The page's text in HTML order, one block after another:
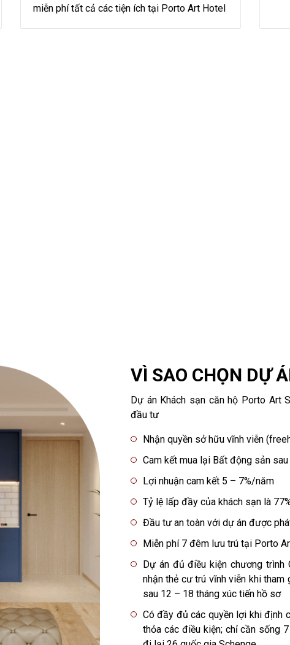
miễn phí tất cả các tiện ích tại Porto Art Hotel
VÌ SAO CHỌN DỰ
Dự án Khách sạn căn hộ Porto Art
đầu tư
Nhận quyền sở hữu vĩnh viễn
Cam kết mua lại Bất động sản
Lợi nhuận cam kết 5 – 7%/năm
Tỷ lệ lấp đầy của khách sạn là
Đầu tư an toàn với dự án được
Miễn phí 7 đêm lưu trú tại Porto
Dự án đủ điều kiện chương
nhận thẻ cư trú vĩnh viễn khi
sau 12 – 18 tháng xúc tiến hồ sơ
Có đầy đủ các quyền lợi khi định
thỏa các điều kiện; chỉ cần sống